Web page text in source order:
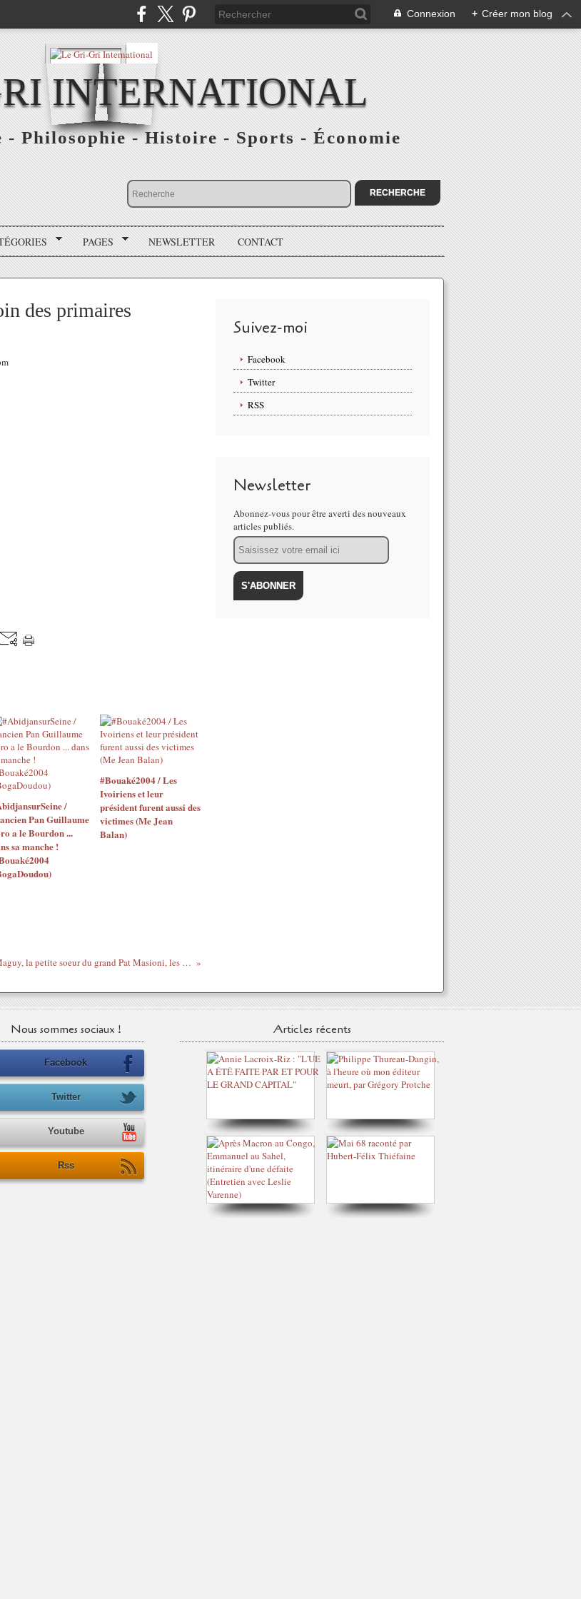
Connexion + Créer mon blog
INTERNATIONAL
Philosophie - Histoire - Sports - Économie
PAGES NEWSLETTER CONTACT
des primaires
/
Pan Guillaume
a le Bourdon ...
sa manche !
#Bouaké2004 / Les
Ivoiriens et leur
président furent aussi des
victimes (Me Jean
Balan)
Aimé Nkanu - Pour Maguy, la petite soeur du grand Pat Masioni, les condoléances du Gri-Gri
Suivez-moi
Facebook
Twitter
RSS
Newsletter
Abonnez-vous pour être averti des nouveaux
articles publiés.
Email
Nous sommes sociaux !
Facebook
Twitter
Youtube
Rss
Articles récents